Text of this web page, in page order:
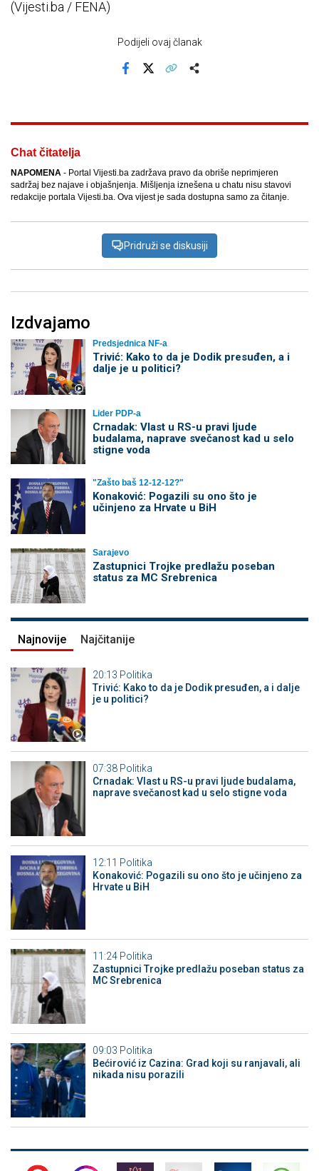
(Vijesti.ba / FENA)
Podijeli ovaj članak
Chat čitatelja
NAPOMENA - Portal Vijesti.ba zadržava pravo da obriše neprimjeren
sadržaj bez najave i objašnjenja. Mišljenja iznešena u chatu nisu stavovi
redakcije portala Vijesti.ba. Ova vijest je sada dostupna samo za čitanje.
Pridruži se diskusiji
Izdvajamo
Predsjednica NF-a
Trivić: Kako to da je Dodik presuđen, a i
dalje je u politici?
Lider PDP-a
Crnadak: Vlast u RS-u pravi ljude
budalama, naprave svečanost kad u selo
stigne voda
"Zašto baš 12-12-12?"
Konaković: Pogazili su ono što je
učinjeno za Hrvate u BiH
Sarajevo
Zastupnici Trojke predlažu poseban
status za MC Srebrenica
Najnovije Najčitanije
20:13 Politika
Trivić: Kako to da je Dodik presuđen, a i dalje
je u politici?
07:38 Politika
Crnadak: Vlast u RS-u pravi ljude budalama,
naprave svečanost kad u selo stigne voda
12:11 Politika
Konaković: Pogazili su ono što je učinjeno za
Hrvate u BiH
11:24 Politika
Zastupnici Trojke predlažu poseban status za
MC Srebrenica
09:03 Politika
Bećirović iz Cazina: Grad koji su ranjavali, ali
nikada nisu porazili